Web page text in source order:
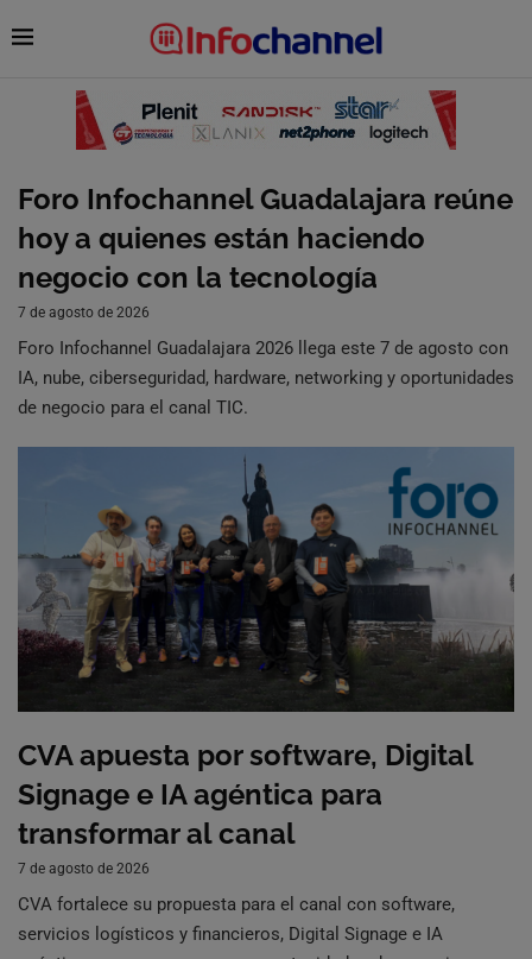
Foro Infochannel Guadalajara reúne
hoy a quienes están haciendo
negocio con la tecnología
7 de agosto de 2026
Foro Infochannel Guadalajara 2026 llega este 7 de agosto con
IA, nube, ciberseguridad, hardware, networking y oportunidades
de negocio para el canal TIC.
CVA apuesta por software, Digital
Signage e IA agéntica para
transformar al canal
7 de agosto de 2026
CVA fortalece su propuesta para el canal con software,
servicios logísticos y financieros, Digital Signage e IA